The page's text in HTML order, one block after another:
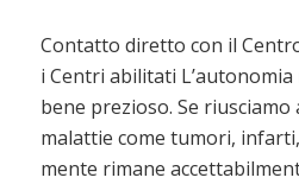
Contatto diretto con il
i Centri abilitati L’autonomia
bene prezioso. Se
malattie come tumori,
mente rimane